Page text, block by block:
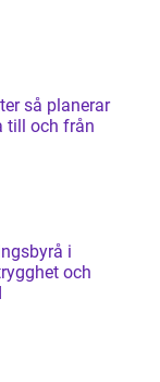
till och från
i